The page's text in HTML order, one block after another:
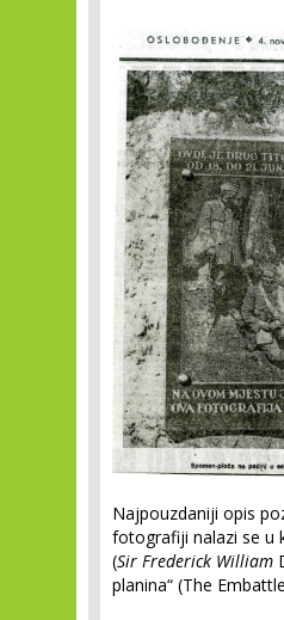
Najpouzdaniji opis
fotografiji nalazi se u
(Sir Frederick William
planina“ (The